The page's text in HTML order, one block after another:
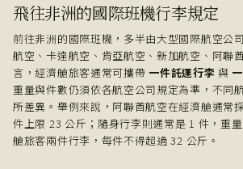
飛往非洲的國際班機行李規定
前往非洲的國際班機，多半由大型國際航空公
航空、卡達航空、肯亞航空、新加航空、阿聯
言，經濟艙旅客通常可攜帶 一件託運行李 與
重量與件數仍須依各航空公司規定為準，不同
所差異。舉例來說，阿聯酋航空在經濟艙通常
件上限 23 公斤；隨身行李則通常是 1 件，重
艙旅客兩件行李，每件不得超過 32 公斤。